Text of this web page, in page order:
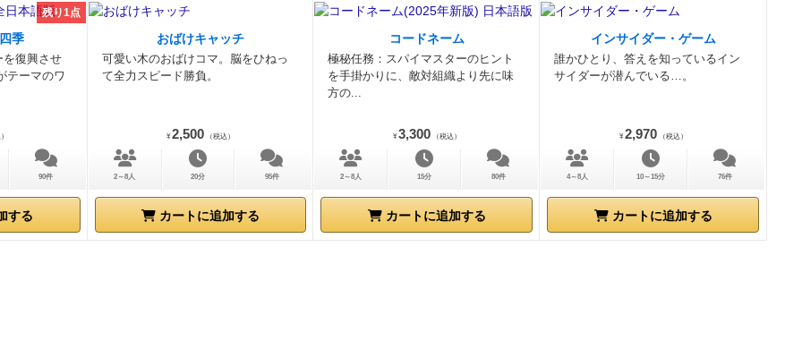
示したお金で販売する。
売値の掲示はブラフすることもできる（つまり、
商品を持っていなくても、他の人の売り上げを下げることが可能）が、も
し、その人以外がパスしてしまったら、その人はコインを1枚失うペナル
ティを受ける。 あとは、お客さんカードがなくなるまでやるだけ。コイン
ペナルティがそこまで大きくないため、積極的にブラフ
なのだが、さすがに手持ちが5枚で補充がないので、プレイ時間通り、軽
すぎる感はある。まぁ、国産ゲームなら、このくらいのバランスでちょう
どよいのかもしれないが、個人的には、手持ち10枚とか、途中で補充し
たり、購入できたりみたいな感じで、もうちょいボリュームある方がよか
った。とまぁ、ここらへんは好みの問題なので、ブラフ＋オークションを
残り1点
季
を復興させ
テーマのワ
90件
する
おばけキャッチ
可愛い木のおばけコマ。脳をひねっ
て全力スピード勝負。
¥ 2,500 （税込）
2～8人 20分 95件
カートに追加する
コードネーム
極秘任務：スパイマスターのヒント
を手掛かりに、敵対組織より先に味
方の...
¥ 3,300 （税込）
2～8人 15分 80件
カートに追加する
インサイダー・ゲーム
誰かひとり、答えを知っているイン
サイダーが潜んでいる…。
¥ 2,970 （税込）
4～8人 10～15分 76件
カートに追加する